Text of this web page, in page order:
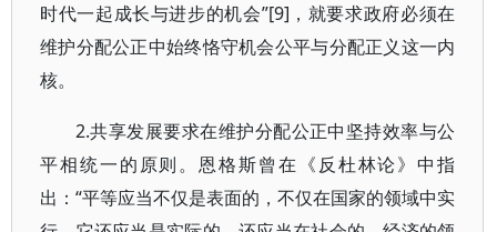
时代一起成长与进步的机会”[9]，就要求政府必须在
维护分配公正中始终恪守机会公平与分配正义这一内
核。
2.共享发展要求在维护分配公正中坚持效率与公
平相统一的原则。恩格斯曾在《反杜林论》中指
出：“平等应当不仅是表面的，不仅在国家的领域中实